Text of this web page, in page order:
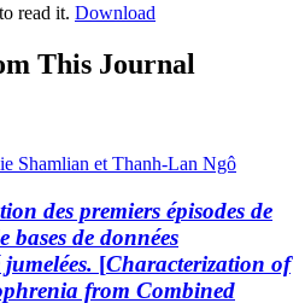
read it. Download
This Journal
Shamlian et Thanh-Lan Ngô
des premiers épisodes de
bases de données
[Characterization of
from Combined